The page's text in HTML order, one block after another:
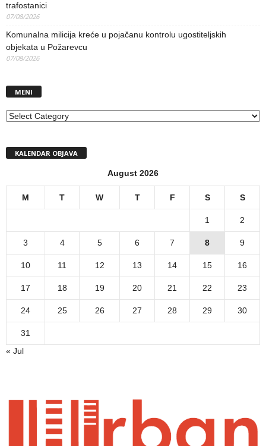
trafostanici
07/08/2026
Komunalna milicija kreće u pojačanu kontrolu ugostiteljskih
objekata u Požarevcu
07/08/2026
MENI
MENI
KALENDAR OBJAVA
August 2026
M T W T F S S
1 2
3 4 5 6 7 8 9
10 11 12 13 14 15 16
17 18 19 20 21 22 23
24 25 26 27 28 29 30
31
« Jul